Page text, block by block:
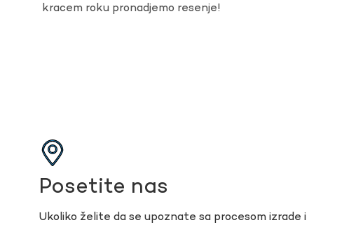
kracem roku pronadjemo resenje!
Posetite nas
Ukoliko želite da se upoznate sa procesom izrade i